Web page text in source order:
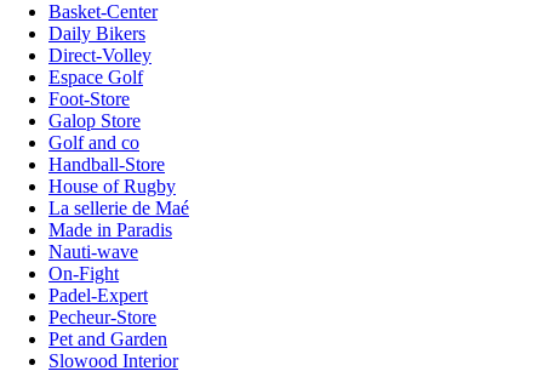
Basket-Center
Daily Bikers
Direct-Volley
Espace Golf
Foot-Store
Galop Store
Golf and co
Handball-Store
House of Rugby
La sellerie de Maé
Made in Paradis
Nauti-wave
On-Fight
Padel-Expert
Pecheur-Store
Pet and Garden
Slowood Interior